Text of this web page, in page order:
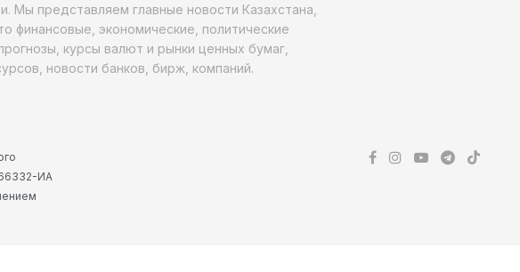
Мы представляем главные новости Казахстана,
финансовые, экономические, политические
курсы валют и рынки ценных бумаг,
новости банков, бирж, компаний.
ИА